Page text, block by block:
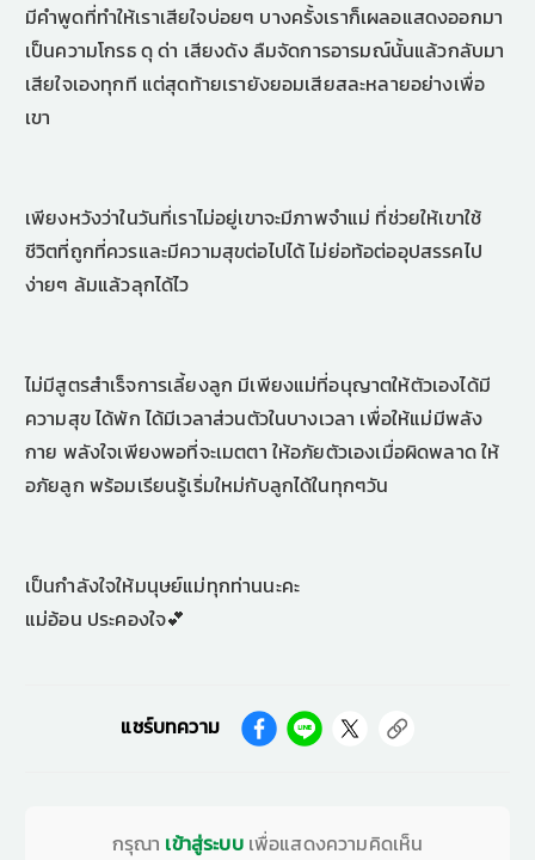
มีคำพูดที่ทำให้เราเสียใจบ่อยๆ บางครั้งเราก็เผลอแสดงออกมา
เป็นความโกรธ ดุ ด่า เสียงดัง ลืมจัดการอารมณ์นั้นแล้วกลับมา
เสียใจเองทุกที แต่สุดท้ายเรายังยอมเสียสละหลายอย่างเพื่อ
เขา
เพียงหวังว่าในวันที่เราไม่อยู่เขาจะมีภาพจำแม่ ที่ช่วยให้เขาใช้
ชีวิตที่ถูกที่ควรและมีความสุขต่อไปได้ ไม่ย่อท้อต่ออุปสรรคไป
ง่ายๆ ล้มแล้วลุกได้ไว
ไม่มีสูตรสำเร็จการเลี้ยงลูก มีเพียงแม่ที่อนุญาตให้ตัวเองได้มี
ความสุข ได้พัก ได้มีเวลาส่วนตัวในบางเวลา เพื่อให้แม่มีพลัง
กาย พลังใจเพียงพอที่จะเมตตา ให้อภัยตัวเองเมื่อผิดพลาด ให้
อภัยลูก พร้อมเรียนรู้เริ่มใหม่กับลูกได้ในทุกๆวัน
เป็นกำลังใจให้มนุษย์แม่ทุกท่านนะคะ
แม่อ้อน ประคองใจ💕
แชร์บทความ
กรุณา เข้าสู่ระบบเพื่อแสดงความคิดเห็น